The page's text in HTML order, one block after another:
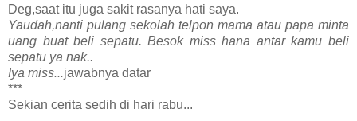
Deg,saat itu juga sakit rasanya hati saya.
Yaudah,nanti pulang sekolah telpon mama atau papa minta
uang buat beli sepatu. Besok miss hana antar kamu beli
sepatu ya nak..
Iya miss...jawabnya datar
***
Sekian cerita sedih di hari rabu...